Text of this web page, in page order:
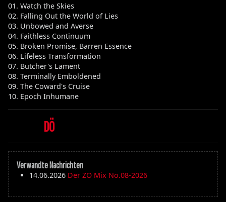
01. Watch the Skies
02. Falling Out the World of Lies
03. Unbowed and Averse
04. Faithless Continuum
05. Broken Promise, Barren Essence
06. Lifeless Transformation
07. Butcher's Lament
08. Terminally Emboldened
09. The Coward's Cruise
10. Epoch Inhumane
DÖ
Verwandte Nachrichten
14.06.2026 Der ZO Mix No.08-2026